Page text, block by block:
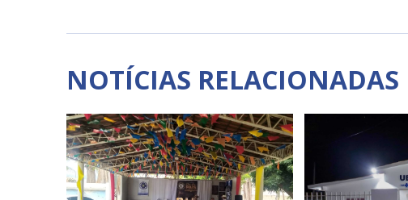
NOTÍCIAS RELACIONADAS